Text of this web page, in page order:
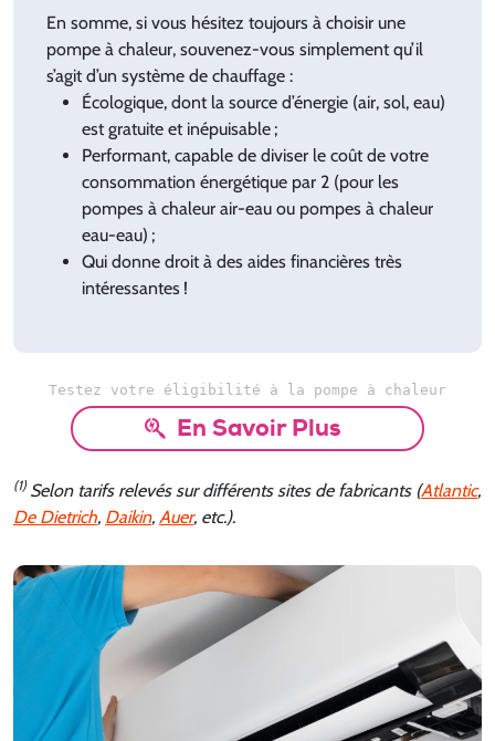
En somme, si vous hésitez toujours à choisir une
pompe à chaleur, souvenez-vous simplement qu’il
s’agit d’un système de chauffage :
Écologique, dont la source d’énergie (air, sol, eau)
est gratuite et inépuisable ;
Performant, capable de diviser le coût de votre
consommation énergétique par 2 (pour les
pompes à chaleur air-eau ou pompes à chaleur
eau-eau) ;
Qui donne droit à des aides financières très
intéressantes !
Testez votre éligibilité à la pompe à chaleur
En Savoir Plus
(1) Selon tarifs relevés sur différents sites de fabricants (Atlantic,
De Dietrich, Daikin, Auer, etc.).